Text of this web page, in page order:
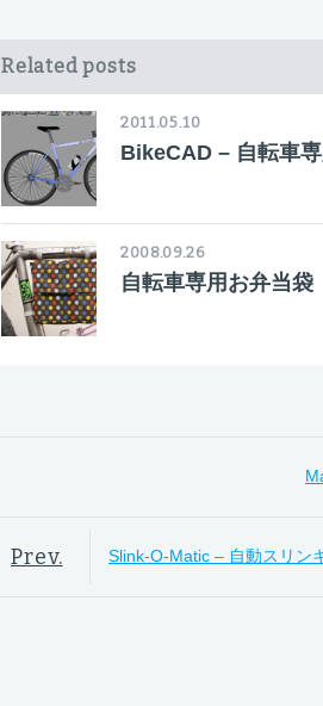
Related posts
2011.05.10
BikeCAD – 自転車
2008.09.26
自転車専用お弁当袋
Prev. Slink-O-Matic – 自動スリン